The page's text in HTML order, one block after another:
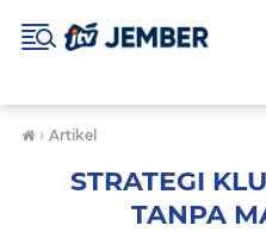
› Artikel
STRATEGI
TANPA